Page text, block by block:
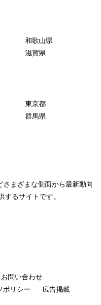
和歌山県
滋賀県
東京都
群馬県
まざまな側面から最新動向
するサイトです。
お問い合わせ
ポリシー 広告掲載